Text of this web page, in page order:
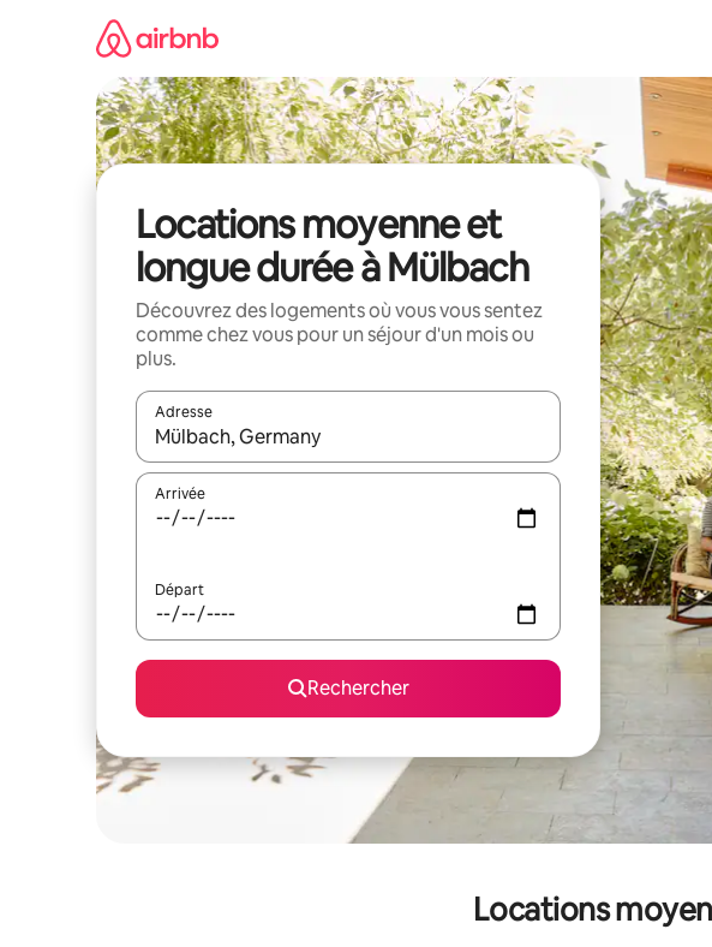
Locations moyenne et
longue durée à Mülbach
Découvrez des logements où vous vous sentez
comme chez vous pour un séjour d'un mois ou
plus.
Adresse
Lorsque les résultats s'affichent, utilisez les flèches vers le haut et vers
Arrivée
Départ
Rechercher
Locations